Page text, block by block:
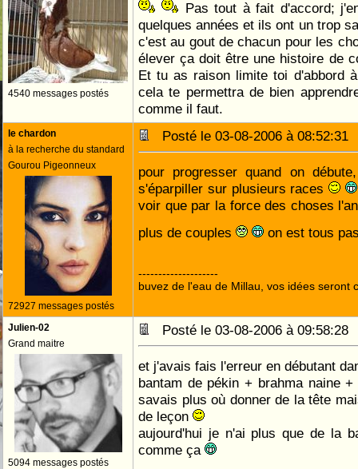
4540 messages postés
Pas tout à fait d'accord;
quelques années et ils ont un trop
c'est au gout de chacun pour les
élever ça doit être une histoire de
Et tu as raison limite toi d'abbord
cela te permettra de bien
comme il faut.
le chardon
à la recherche du standard
Gourou Pigeonneux
72927 messages postés
Posté le 03-08-2006 à
pour progresser quand on
s'éparpiller sur plusieurs races
voir que par la force des choses
plus de couples
on est tous
--------------------
buvez de l'eau de Millau, vos idées seront
Julien-02
Grand maitre
5094 messages postés
Posté le 03-08-2006 à
et j'avais fais l'erreur en débutant
bantam de pékin + brahma naine
savais plus où donner de la tête
de leçon
aujourd'hui je n'ai plus que de la
comme ça